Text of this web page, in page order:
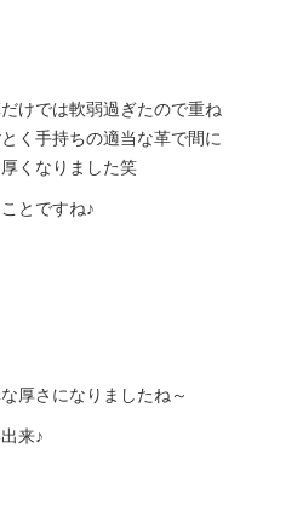
けでは軟弱過ぎたので重ね
く手持ちの適当な革で間に
くなりました笑
とですね♪
厚さになりましたね～
来♪